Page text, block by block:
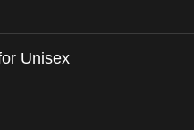
Unisex